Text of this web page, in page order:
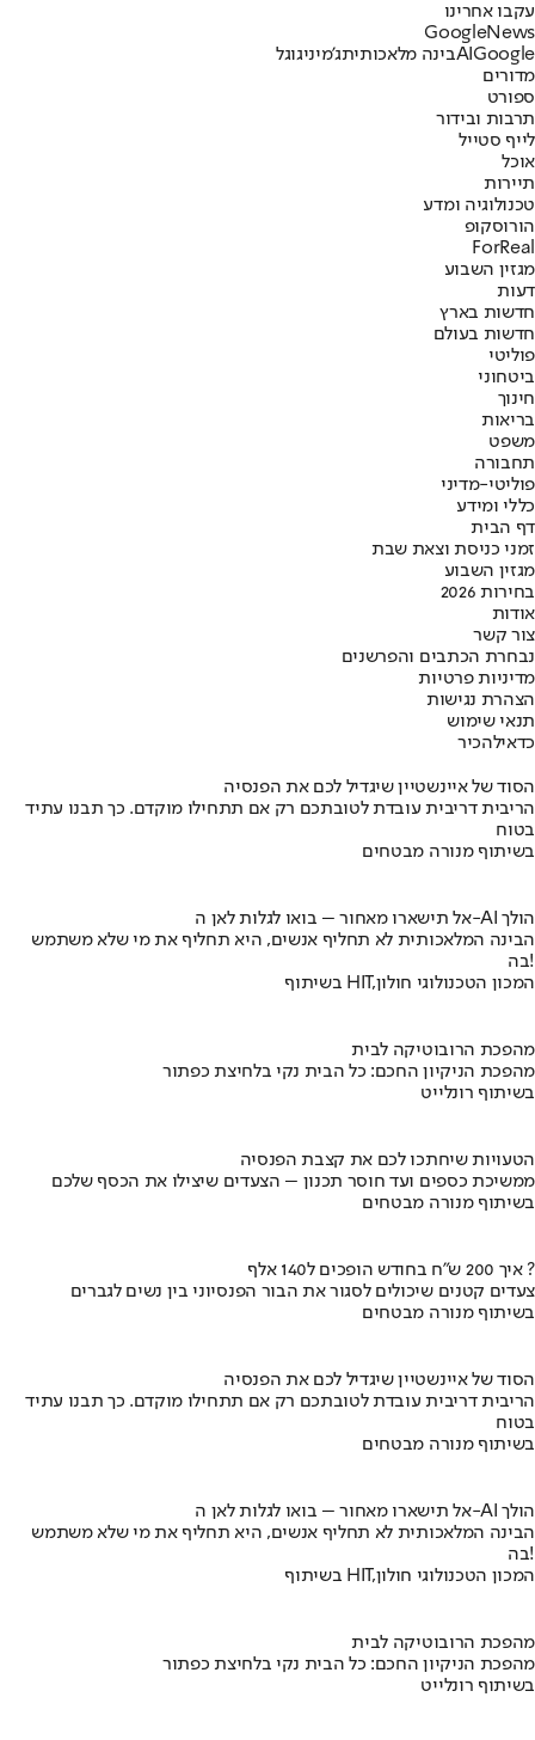
עקבו אחרינו
Googl eNews
AI Google בינה מלאכותיתג'מיניגוגל
מדורים
ספורט
תרבות ובידור
לייף סטייל
אוכל
תיירות
טכנולוגיה ומדע
הורוסקופ
ForReal
מגזין השבוע
דעות
חדשות בארץ
חדשות בעולם
פוליטי
ביטחוני
חינוך
בריאות
משפט
תחבורה
פוליטי-מדיני
כללי ומידע
דף הבית
זמני כניסת וצאת שבת
מגזין השבוע
בחירות 2026
אודות
צור קשר
נבחרת הכתבים והפרשנים
מדיניות פרטיות
הצהרת נגישות
תנאי שימוש
כדאילהכיר
הסוד של איינשטיין שיגדיל לכם את הפנסיה
הריבית דריבית עובדת לטובתכם רק אם תתחילו מוקדם. כך תבנו עתיד
בטוח
בשיתוף מנורה מבטחים
אל תישארו מאחור – בואו לגלות לאן ה-AI הולך
הבינה המלאכותית לא תחליף אנשים, היא תחליף את מי שלא משתמש
בה!
בשיתוף HIT,המכון הטכנולוגי חולון
מהפכת הרובוטיקה לבית
מהפכת הניקיון החכם: כל הבית נקי בלחיצת כפתור
בשיתוף רונלייט
הטעויות שיחתכו לכם את קצבת הפנסיה
ממשיכת כספים ועד חוסר תכנון – הצעדים שיצילו את הכסף שלכם
בשיתוף מנורה מבטחים
איך 200 ש"ח בחודש הופכים ל140 אלף ?
צעדים קטנים שיכולים לסגור את הבור הפנסיוני בין נשים לגברים
בשיתוף מנורה מבטחים
הסוד של איינשטיין שיגדיל לכם את הפנסיה
הריבית דריבית עובדת לטובתכם רק אם תתחילו מוקדם. כך תבנו עתיד
בטוח
בשיתוף מנורה מבטחים
אל תישארו מאחור – בואו לגלות לאן ה-AI הולך
הבינה המלאכותית לא תחליף אנשים, היא תחליף את מי שלא משתמש
בה!
בשיתוף HIT,המכון הטכנולוגי חולון
מהפכת הרובוטיקה לבית
מהפכת הניקיון החכם: כל הבית נקי בלחיצת כפתור
בשיתוף רונלייט